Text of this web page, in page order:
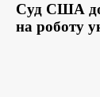
Суд США
на роботу